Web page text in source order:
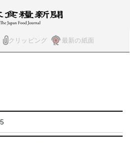
クリッピング 最新の紙面